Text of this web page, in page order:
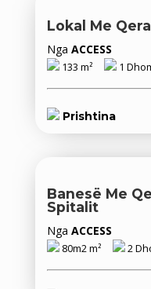
Lokal Me
Nga ACCESS
133 m² 1
Prishtina
Banesë Me
Spitalit
Nga ACCESS
80m2 m² 2